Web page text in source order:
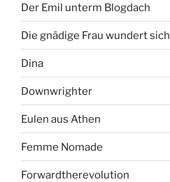
Der Emil unterm Blogdach
Die gnädige Frau wundert sich
Dina
Downwrighter
Eulen aus Athen
Femme Nomade
Forwardtherevolution